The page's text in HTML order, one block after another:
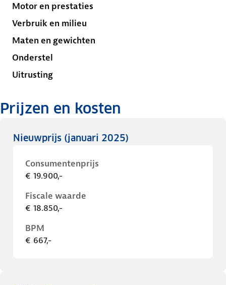
Motor en prestaties
Verbruik en milieu
Maten en gewichten
Onderstel
Uitrusting
Prijzen en kosten
Nieuwprijs (januari 2025)
Consumentenprijs
€ 19.900,-
Fiscale waarde
€ 18.850,-
BPM
€ 667,-